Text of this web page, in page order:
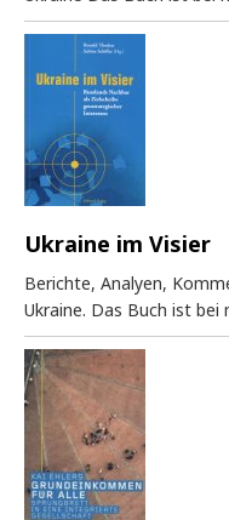
Ukraine im Visier
Berichte, Analyen,
Ukraine. Das Buch ist bei